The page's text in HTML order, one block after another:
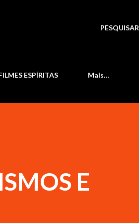
PESQUISAR
ESPÍRITAS Mais…
E